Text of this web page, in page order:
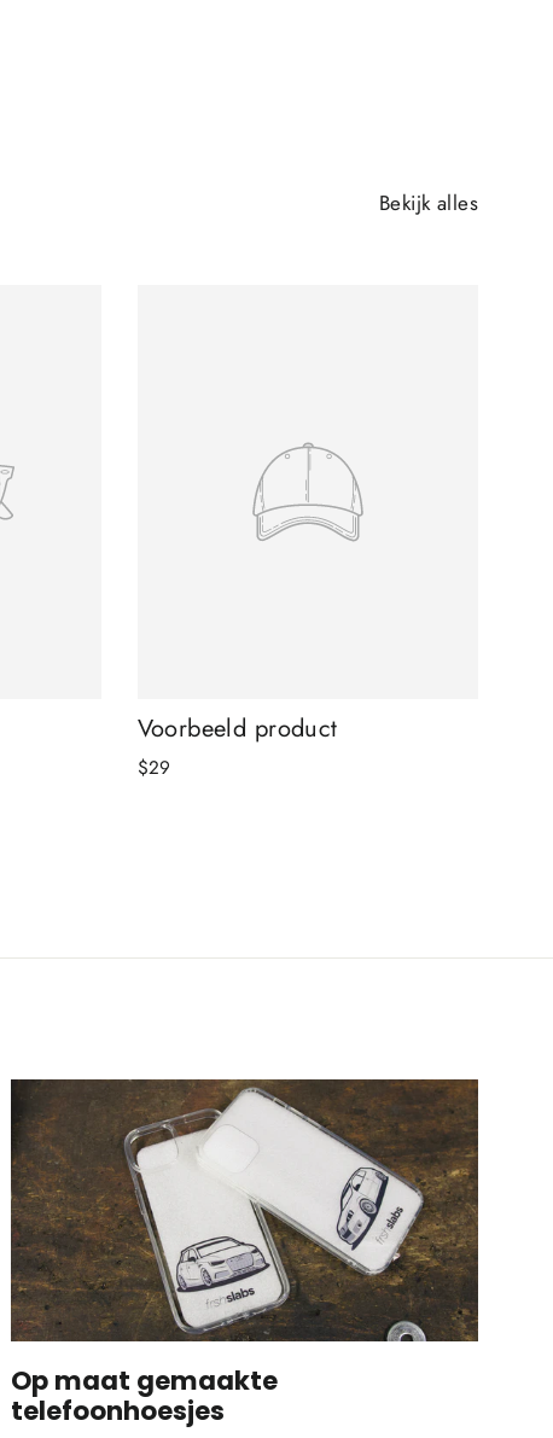
Bekijk alles
Voorbeeld product
$29
Op maat gemaakte
telefoonhoesjes